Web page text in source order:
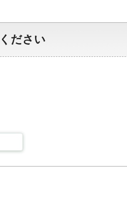
ださい